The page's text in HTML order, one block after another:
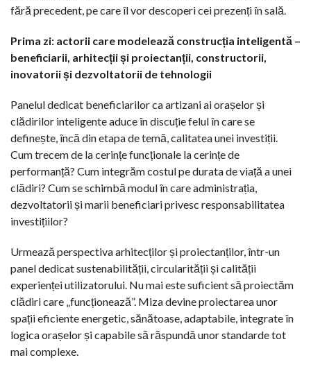
fără precedent, pe care îl vor descoperi cei prezenți în sală.
Prima zi: actorii care modelează construcția inteligentă –
beneficiarii, arhitecții și proiectanții, constructorii,
inovatorii și dezvoltatorii de tehnologii
Panelul dedicat beneficiarilor ca artizani ai orașelor și
clădirilor inteligente aduce în discuție felul în care se
definește, încă din etapa de temă, calitatea unei investiții.
Cum trecem de la cerințe funcționale la cerințe de
performanță? Cum integrăm costul pe durata de viață a unei
clădiri? Cum se schimbă modul în care administrația,
dezvoltatorii și marii beneficiari privesc responsabilitatea
investițiilor?
Urmează perspectiva arhitecților și proiectanților, într-un
panel dedicat sustenabilității, circularității și calității
experienței utilizatorului. Nu mai este suficient să proiectăm
clădiri care „funcționează”. Miza devine proiectarea unor
spații eficiente energetic, sănătoase, adaptabile, integrate în
logica orașelor și capabile să răspundă unor standarde tot
mai complexe.